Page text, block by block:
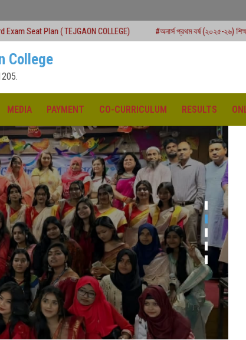
COLLEGE) #অনার্স প্রথম বর্ষ (২০২৫-২৬) শিক্ষাবর্ষে ২য় মেধাতালিকায়
College
MEDIA PAYMENT CO-CURRICULUM RESULTS